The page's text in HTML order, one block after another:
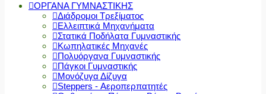
ΟΡΓΑΝΑ ΓΥΜΝΑΣΤΙΚΗΣ
Διάδρομοι Τρεξίματος
Ελλειπτικά Μηχανήματα
Στατικά Ποδήλατα Γυμναστικής
Κωπηλατικές Μηχανές
Πολυόργανα Γυμναστικής
Πάγκοι Γυμναστικής
Μονόζυγα Δίζυγα
Steppers - Αεροπερπατητές